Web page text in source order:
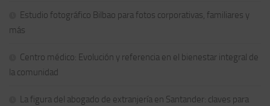
Estudio fotográfico Bilbao para fotos corporativas, familiares y
más
Centro médico: Evolución y referencia en el bienestar integral de
la comunidad
La figura del abogado de extranjería en Santander: claves para